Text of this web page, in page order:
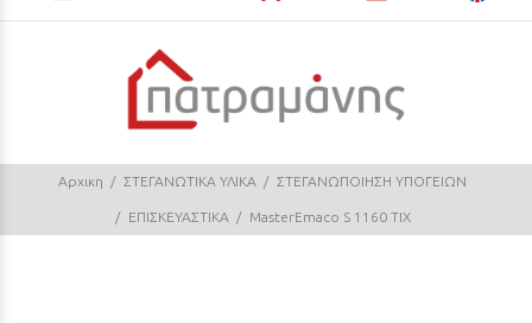
Αρχικη ΣΤΕΓΑΝΩΤΙΚΑ ΥΛΙΚΑ ΣΤΕΓΑΝΩΠΟΙΗΣΗ ΥΠΟΓΕΙΩΝ
ΕΠΙΣΚΕΥΑΣΤΙΚΑ MasterEmaco S 1160 TIX